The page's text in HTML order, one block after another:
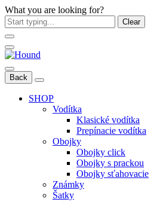
What you are looking for?
Clear
Back
SHOP
Vodítka
Klasické vodítka
Prepínacie vodítka
Obojky
Obojky click
Obojky s prackou
Obojky sťahovacie
Známky
Šatky